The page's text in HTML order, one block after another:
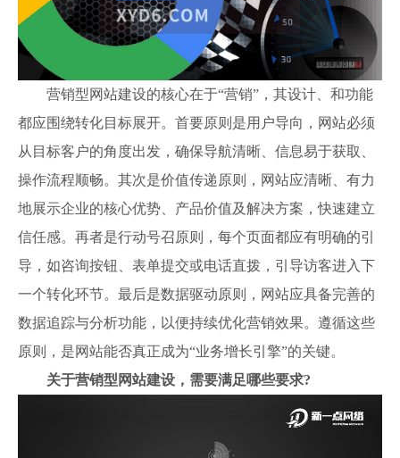
营销型网站建设的核心在于“营销”，其设计、和功能
都应围绕转化目标展开。首要原则是用户导向，网站必须
从目标客户的角度出发，确保导航清晰、信息易于获取、
操作流程顺畅。其次是价值传递原则，网站应清晰、有力
地展示企业的核心优势、产品价值及解决方案，快速建立
信任感。再者是行动号召原则，每个页面都应有明确的引
导，如咨询按钮、表单提交或电话直拨，引导访客进入下
一个转化环节。最后是数据驱动原则，网站应具备完善的
数据追踪与分析功能，以便持续优化营销效果。遵循这些
原则，是网站能否真正成为“业务增长引擎”的关键。
关于营销型网站建设，需要满足哪些要求?